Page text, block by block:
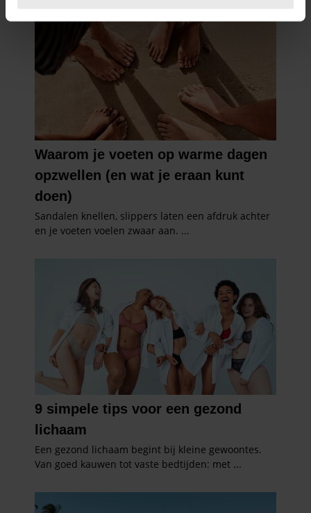
intrekken in de Cookieverklaring.
We gebruiken cookies om content en advertenties te
personaliseren, om functies voor social media te bieden
en om ons websiteverkeer te analyseren. Ook delen we
informatie over uw gebruik van onze site met onze
partners voor social media, adverteren en analyse. Deze
partners kunnen deze gegevens combineren met andere
informatie die u aan ze heeft verstrekt of die ze hebben
verzameld op basis van uw gebruik van hun services. U
gaat akkoord met onze cookies als u onze website blijft
gebruiken.